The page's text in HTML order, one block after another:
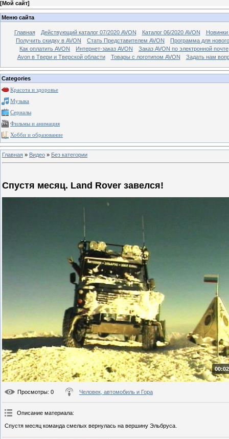
[Мой сайт]
Меню сайта
Главная Действующий каталог 07/2020 AVON Каталог 06/2020 AVON
Новинки
Получить скидку в AVON
Стать Представителем AVON
Программа для
Как оплатить AVON
Интернет-заказ AVON
Заказ AVON по электронной почте
Avon в Твери и Тверской области
Товары с логотипом AVON Задать нам
Categories
Красота и здоровье
Музыка
Сериалы
Фильмы и анимация
Хобби и образование
Главная » Видео » Без категории
Спустя месяц. Land Rover завелся!
Просмотры: 0 Человек, автомобиль и Гора
Описание материала:
Спустя месяц команда смелых вернулась на вершину Эльбруса.